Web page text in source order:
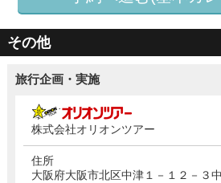
その他
旅行企画・実施
株式会社オリオンツアー
住所
大阪府大阪市北区中津１－１２－３